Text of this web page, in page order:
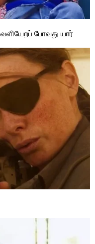
போவது யார்